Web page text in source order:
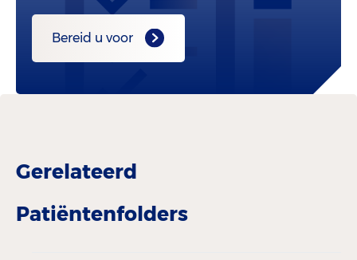
Bereid u voor
Gerelateerd
Patiëntenfolders